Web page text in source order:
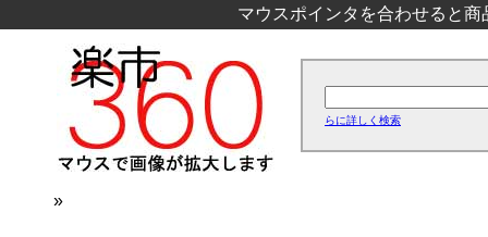
マウスポインタを合わせると
らに詳しく検索
»